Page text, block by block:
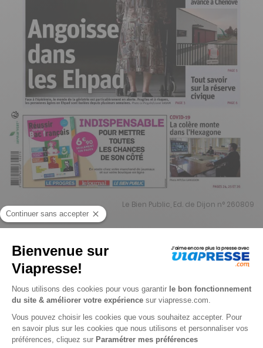
Le Bien Public, Ed. de Dijon n° 260809
Je choisis un support
Papier
Je choisis une durée